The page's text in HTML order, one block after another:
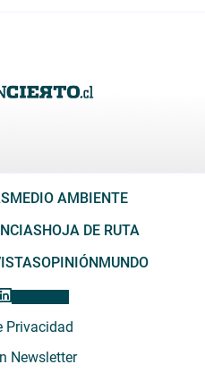
MEDIO AMBIENTE
HOJA DE RUTA
OPINIÓNMUNDO
Privacidad
Newsletter